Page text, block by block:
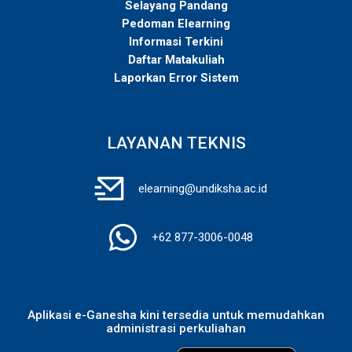
Selayang Pandang
Pedoman Elearning
Informasi Terkini
Daftar Matakuliah
Laporkan Error Sistem
LAYANAN TEKNIS
elearning@undiksha.ac.id
+62 877-3006-0048
Aplikasi e-Ganesha kini tersedia untuk memudahkan
administrasi perkuliahan